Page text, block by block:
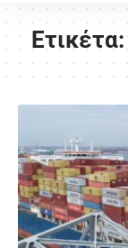
Ετικέτα: